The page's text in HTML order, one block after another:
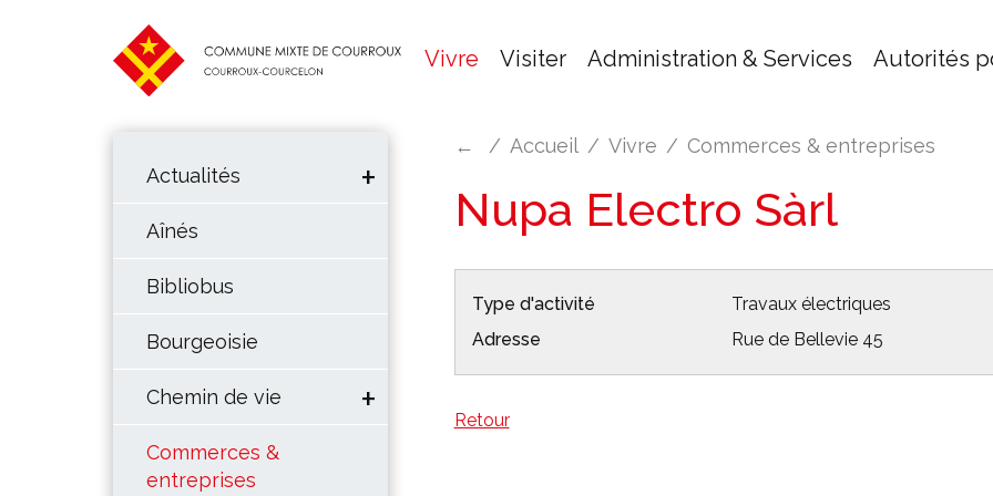
Vivre Visiter Administration & Services Autorités
Actualités
Aînés
Bibliobus
Bourgeoisie
Chemin de vie
Commerces &
entreprises
← Accueil Vivre Commerces & entreprises
Nupa Electro Sàrl
Type d'activité
Travaux électriques
Adresse
Rue de Bellevie 45
Retour